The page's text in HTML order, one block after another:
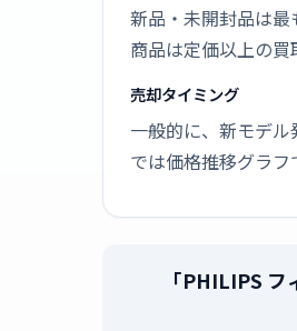
新品・未開封品は
商品は定価以上の買
売却タイミング
一般的に、新モデ
では価格推移グラフ
「PHILIPS